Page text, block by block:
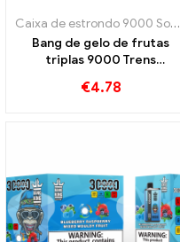
Caixa de estrondo 9000 Sopro
Bang de gelo de frutas
triplas 9000 Trens
refrescante de três frutas
€4.78